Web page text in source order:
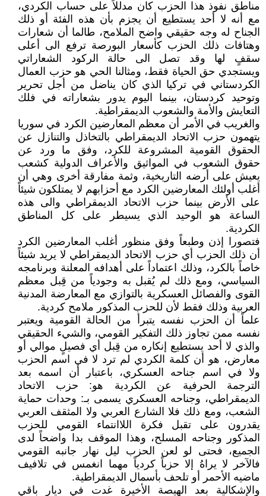
مناطق نفوذ هذا الحزب كان مدللاً على حساب الكردي،
مع أنه لا أحد يستطيع أن يجزم بأن هذه الفئة أو ذلك
الجناح له وجه حقيقي واضح الملامح، طالما أن شعارات
وهتافات ذلك الحزب كأسعار البورصة ترفع الى أعلى
سقفٍ لها وقد تصل الى حالة الركود الشعاراتي
ويستجدي حق الحياة فقط، ومثالنا الحي هو حزب العمال
الكردستاني في تركيا الذي كان يناضل من أجل تحرير
وتوحيد كردستان، بينما اليوم يدور بشعاراته في فلك
التعايش والأمة والشعوب الديمقراطية.
والغريب في الأمر أن معظم المعارضين الكرد في سوريا
يتهمون حزب الاتحاد الديمقراطي بالتخاذل والتنازل عن
الحقوق القومية المشروعة للكرد، وفق ما ورد عن
حقوق الشعوب في المواثيق والأعراف الدولية كشعب
يعيش على أرضه التاريخية، وثمة مفارقة أخرى وهي أن
أغلب أولئك المعارضين الكرد مع أحزابهم لا يمتلكون شيئاً
على الأرض بينما حزب الاتحاد الديمقراطي والى هذه
الساعة هو الوحيد الذي يسيطر على كل المناطق
الكردية.
فتصورا إذن وطبعاً وفق منظور أغلب المعارضين الكرد
أن ذلك الحزب أي حزب الاتحاد الديمقراطي لا يريد شيئاً
خاصاً بالكرد، وذلك اعتماداً على أهدافه المعلنة وبرنامجه
السياسي، ومع ذلك لم يُقبل به وجودياً من قِبل معظم
القوى والفصائل العسكرية بالتوازي مع المعارضة المدنية
العربية وذلك فقط لأن للحزب المذكور ملامح كردية.
علماً أن الحزب نفسه يتبرأ من الحالة القومية ويعتبر
نفسه ممن تجاوز ذلك التفكير القومي، والشيء الحقيقي
والذي لا أحد يستطيع إنكاره من قِبل أي فصيلٍ موالي أو
معارض، هو أن كلمة الكردي لم ترد لا في اسم الحزب
ولا في اسم جناحه العسكري، باعتبار أن اسمه بعد
الترجمة الحرفية عن الكردية هو: حزب الاتحاد
الديمقراطي، وجناحه العسكري يسمى بـ: وحدات حماية
الشعب، ومع ذلك فلا الشارع العربي ولا المثقف العربي
يقدرون على تقبل فكرة اللاانتماء القومي للحزب
المذكور وجناحه المسلح، وهذا الموقف بدا واضحاً لدى
الجميع، فحتى لو لعن الحزب ليل نهار جانبه القومي
فالآخر لا يراهُ إلا حزباً كردياً مهما انغمس في تلافيف
ماضيه الأحمر أو تلحف بأسمال الديمقراطية.
والإشكالية بعد الهيصة الأخيرة غدت في ديار باقي